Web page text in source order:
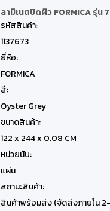
ลามิเนตปิดผิว FORMICA รุ่น
รหัสสินค้า:
1137673
ยี่ห้อ:
FORMICA
สี:
Oyster Grey
ขนาดสินค้า:
122 x 244 x 0.08 CM
หน่วยนับ:
แผ่น
สถานะสินค้า:
สินค้าพร้อมส่ง (จัดส่งภายใน